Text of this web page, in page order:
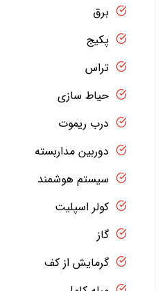
برق
پکیج
تراس
حیاط سازی
درب ریموت
دوربین مداربسته
سیستم هوشمند
کولر اسپلیت
گاز
گرمایش از کف